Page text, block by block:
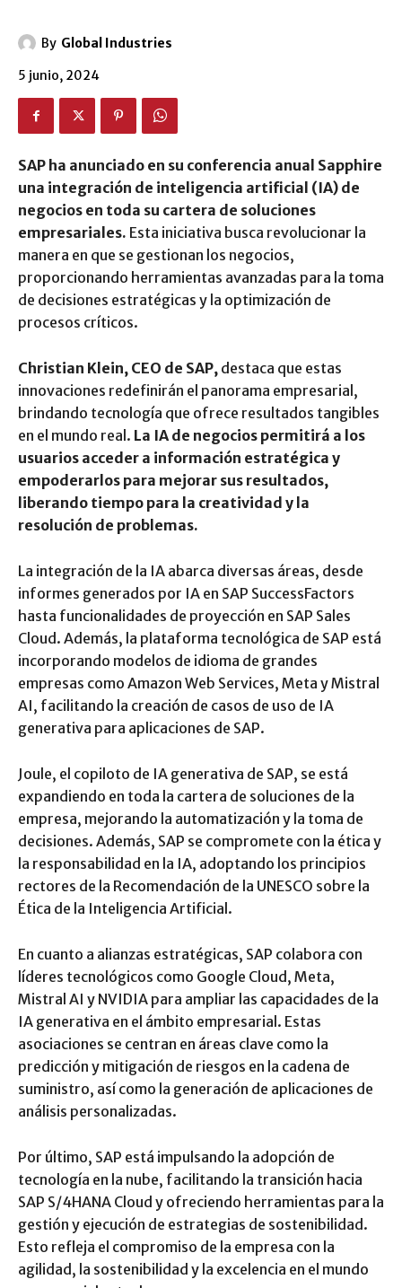
By Global Industries
5 junio, 2024
SAP ha anunciado en su conferencia anual Sapphire
una integración de inteligencia artificial (IA) de
negocios en toda su cartera de soluciones
empresariales. Esta iniciativa busca revolucionar la
manera en que se gestionan los negocios,
proporcionando herramientas avanzadas para la toma
de decisiones estratégicas y la optimización de
procesos críticos.
Christian Klein, CEO de SAP, destaca que estas
innovaciones redefinirán el panorama empresarial,
brindando tecnología que ofrece resultados tangibles
en el mundo real. La IA de negocios permitirá a los
usuarios acceder a información estratégica y
empoderarlos para mejorar sus resultados,
liberando tiempo para la creatividad y la
resolución de problemas.
La integración de la IA abarca diversas áreas, desde
informes generados por IA en SAP SuccessFactors
hasta funcionalidades de proyección en SAP Sales
Cloud. Además, la plataforma tecnológica de SAP está
incorporando modelos de idioma de grandes
empresas como Amazon Web Services, Meta y Mistral
AI, facilitando la creación de casos de uso de IA
generativa para aplicaciones de SAP.
Joule, el copiloto de IA generativa de SAP, se está
expandiendo en toda la cartera de soluciones de la
empresa, mejorando la automatización y la toma de
decisiones. Además, SAP se compromete con la ética y
la responsabilidad en la IA, adoptando los principios
rectores de la Recomendación de la UNESCO sobre la
Ética de la Inteligencia Artificial.
En cuanto a alianzas estratégicas, SAP colabora con
líderes tecnológicos como Google Cloud, Meta,
Mistral AI y NVIDIA para ampliar las capacidades de la
IA generativa en el ámbito empresarial. Estas
asociaciones se centran en áreas clave como la
predicción y mitigación de riesgos en la cadena de
suministro, así como la generación de aplicaciones de
análisis personalizadas.
Por último, SAP está impulsando la adopción de
tecnología en la nube, facilitando la transición hacia
SAP S/4HANA Cloud y ofreciendo herramientas para la
gestión y ejecución de estrategias de sostenibilidad.
Esto refleja el compromiso de la empresa con la
agilidad, la sostenibilidad y la excelencia en el mundo